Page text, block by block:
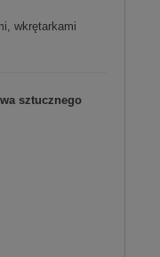
wkrętarkami
sztucznego